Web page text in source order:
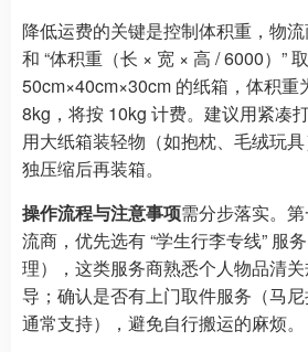
降低运费的关键是控制体积重，物流
和 “体积重（长 × 宽 × 高 / 6000）”
50cm×40cm×30cm 的纸箱，体积重
8kg，将按 10kg 计费。建议用紧凑
用大纸箱装轻物（如抱枕、毛绒玩
独压缩后再装箱。
操作流程与注意事项需分步落实。
流商，优先选有 “学生行李专线” 服
理），这类服务商熟悉个人物品清
导；确认是否有上门取件服务（马
通常支持），避免自行搬运的麻烦。